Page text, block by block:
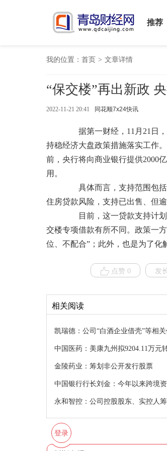
推荐
我的位置： 首页 > 文章详情
“保交楼”再出新政
2022-11-21 20:41 同花顺7x24快讯
据第一财经，11月21日，
持稳经济大盘政策措施落实工作
前，央行将向商业银行提供2000
用。
具体而言，支持范围包括
住房贷款风险，支持已出售、但
目前，这一贷款支持计划
交楼专项借款有所不同。政策一
位、不配合”；此外，也是为了化
点赞 0 发
相关阅读
凯瑞德：公司“白酒企业借壳”等相
中国医药：美康九州拟9204.11万元
金陵药业：筹划非公开发行股票
中国银行行长刘金：今年以来跨境
永和智控：公司控股股东、实控人
登录